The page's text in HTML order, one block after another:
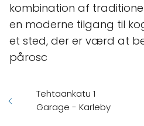
kombination af
en moderne tilgang til
et sted, der er værd at
pårosc
Tehtaankatu 1
Garage - Karleby